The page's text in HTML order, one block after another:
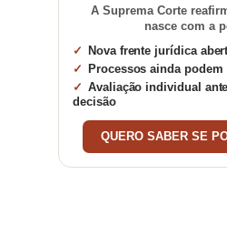
A Suprema Corte
nasce com a
Nova frente jurídica
Processos ainda podem
Avaliação individual
decisão
QUERO SABER SE